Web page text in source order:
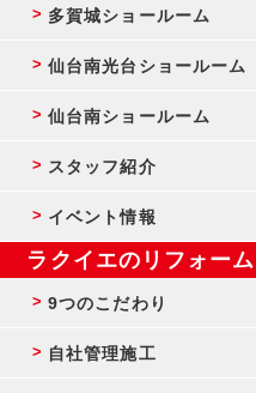
多賀城ショールーム
仙台南光台ショールーム
仙台南ショールーム
スタッフ紹介
イベント情報
ラクイエのリフォーム
9つのこだわり
自社管理施工